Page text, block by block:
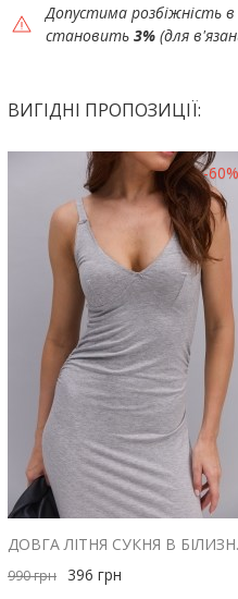
Допустима розбіжність
становить 3% (для
ВИГІДНІ ПРОПОЗИЦІЇ:
-60%
990грн 396 грн